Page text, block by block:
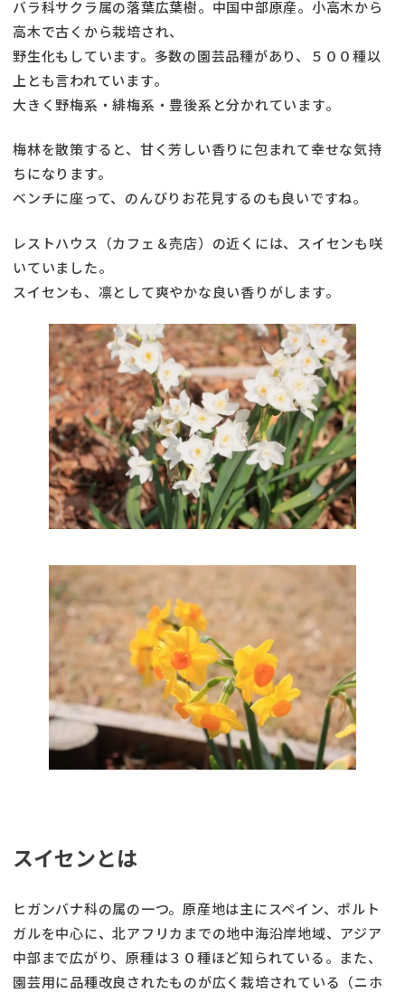
バラ科サクラ属の落葉広葉樹。中国中部原産。小高木から
高木で古くから栽培され、
野生化もしています。多数の園芸品種があり、５００種以
上とも言われています。
大きく野梅系・緋梅系・豊後系と分かれています。
梅林を散策すると、甘く芳しい香りに包まれて幸せな気持
ちになります。
ベンチに座って、のんびりお花見するのも良いですね。
レストハウス（カフェ＆売店）の近くには、スイセンも咲
いていました。
スイセンも、凛として爽やかな良い香りがします。
スイセンとは
ヒガンバナ科の属の一つ。原産地は主にスペイン、ポルト
ガルを中心に、北アフリカまでの地中海沿岸地域、アジア
中部まで広がり、原種は３０種ほど知られている。また、
園芸用に品種改良されたものが広く栽培されている（ニホ